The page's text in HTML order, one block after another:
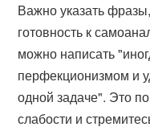
Важно указать
готовность к
можно написать
перфекционизмом и
одной задаче". Это
слабости и